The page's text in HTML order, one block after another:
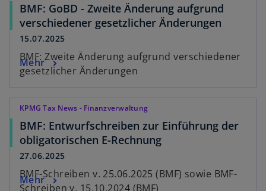
BMF: GoBD - Zweite Änderung aufgrund
verschiedener gesetzlicher Änderungen
15.07.2025
BMF: Zweite Änderung aufgrund verschiedener
gesetzlicher Änderungen
Mehr
KPMG Tax News - Finanzverwaltung
BMF: Entwurfschreiben zur Einführung der
obligatorischen E-Rechnung
27.06.2025
BMF-Schreiben v. 25.06.2025 (BMF) sowie BMF-
Schreiben v. 15.10.2024 (BMF)
Mehr